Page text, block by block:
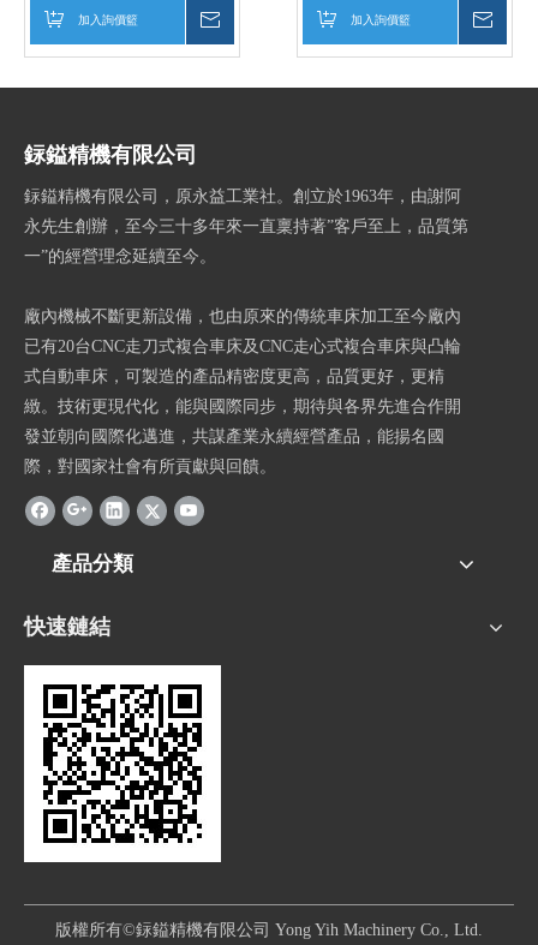
加入詢價籃 加入詢價籃
銢鎰精機有限公司
銢鎰精機有限公司，原永益工業社。創立於1963年，由謝阿
永先生創辦，至今三十多年來一直稟持著”客戶至上，品質第
一”的經營理念延續至今。
廠內機械不斷更新設備，也由原來的傳統車床加工至今廠內
已有20台CNC走刀式複合車床及CNC走心式複合車床與凸輪
式自動車床，可製造的產品精密度更高，品質更好，更精
緻。技術更現代化，能與國際同步，期待與各界先進合作開
發並朝向國際化邁進，共謀產業永續經營產品，能揚名國
際，對國家社會有所貢獻與回饋。
產品分類
快速鏈結
版權所有©銢鎰精機有限公司 Yong Yih Machinery Co., Ltd.